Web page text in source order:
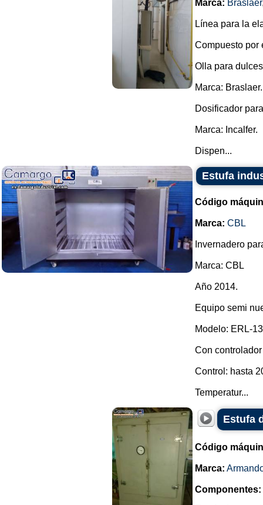
Marca: Braslaer
Línea para la
Compuesto por
Olla para
Marca: Braslaer.
Dosificador
Marca: Incalfer.
Dispen...
Estufa
Código
Marca: CBL
Invernadero
Marca: CBL
Año 2014.
Equipo semi
Modelo: ERL-
Con
Control: hasta
Temperatur...
Estufa
Código
Marca:
Componentes: